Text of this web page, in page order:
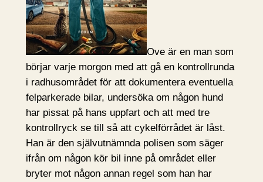
Ove är en man som
börjar varje morgon med att gå en kontrollrunda
i radhusområdet för att dokumentera eventuella
felparkerade bilar, undersöka om någon hund
har pissat på hans uppfart och att med tre
kontrollryck se till så att cykelförrådet är låst.
Han är den självutnämnda polisen som säger
ifrån om någon kör bil inne på området eller
bryter mot någon annan regel som han har